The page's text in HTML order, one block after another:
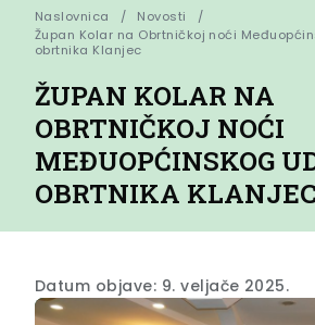
Naslovnica
Novosti
Župan Kolar na Obrtničkoj noći
obrtnika Klanjec
ŽUPAN KOLAR NA
OBRTNIČKOJ NOĆI
MEĐUOPĆINSKOG
OBRTNIKA KLANJEC
Datum objave: 9. veljače 2025.